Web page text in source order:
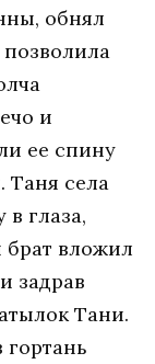
обнял
и
ее спину
Таня села
глаза,
брат вложил
задрав
Тани.
гортань